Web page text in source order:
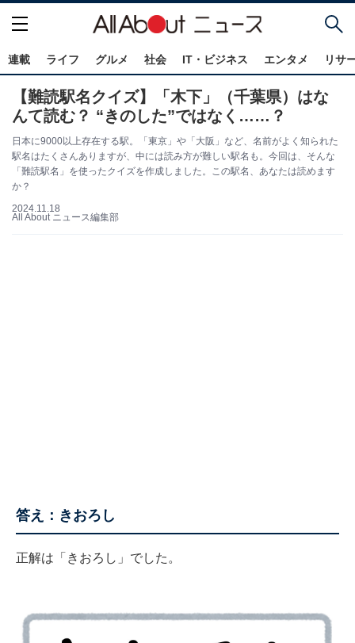
連載 ライフ グルメ 社会 IT・ビジネス エンタメ リサ
【難読駅名クイズ】「木下」（千葉県）はな
んて読む？ “きのした”ではなく……？
日本に9000以上存在する駅。「東京」や「大阪」など、名前がよく知られた
駅名はたくさんありますが、中には読み方が難しい駅名も。今回は、そんな
「難読駅名」を使ったクイズを作成しました。この駅名、あなたは読めます
か？
2024.11.18
All About ニュース編集部
答え：きおろし
正解は「きおろし」でした。